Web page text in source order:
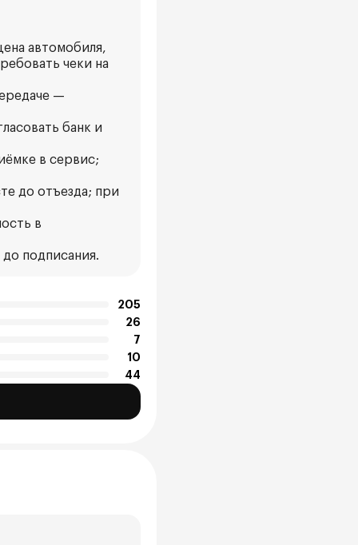
автомобиля,
чеки на
—
банк и
в сервис;
до отъезда; при
в
подписания.
205
26
7
10
44